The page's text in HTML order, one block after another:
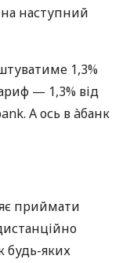
на наступний
1,3%
— 1,3% від
А ось в àбанк
приймати
будь-яких